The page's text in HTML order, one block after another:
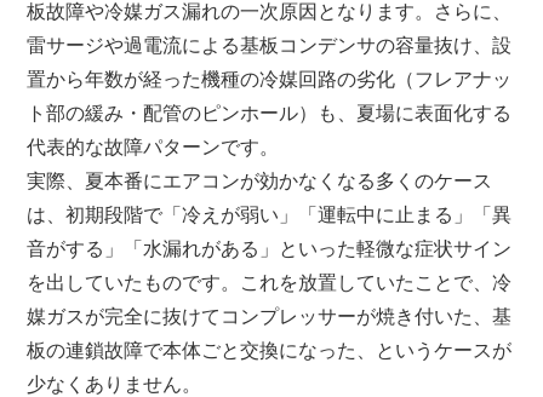
板故障や冷媒ガス漏れの一次原因となります。さらに、
雷サージや過電流による基板コンデンサの容量抜け、設
置から年数が経った機種の冷媒回路の劣化（フレアナッ
ト部の緩み・配管のピンホール）も、夏場に表面化する
代表的な故障パターンです。
実際、夏本番にエアコンが効かなくなる多くのケース
は、初期段階で「冷えが弱い」「運転中に止まる」「異
音がする」「水漏れがある」といった軽微な症状サイン
を出していたものです。これを放置していたことで、冷
媒ガスが完全に抜けてコンプレッサーが焼き付いた、基
板の連鎖故障で本体ごと交換になった、というケースが
少なくありません。